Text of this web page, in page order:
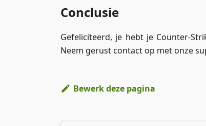
Conclusie
Gefeliciteerd, je hebt je Counter-
Neem gerust contact op met onze
Bewerk deze pagina